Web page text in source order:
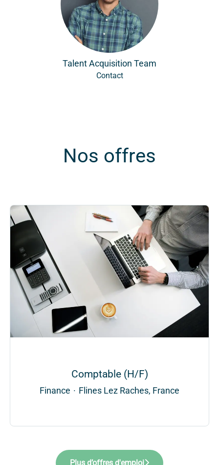
Talent Acquisition Team
Contact
Nos offres
Comptable (H/F)
Finance · Flines Lez Raches, France
Plus d’offres d'emploi